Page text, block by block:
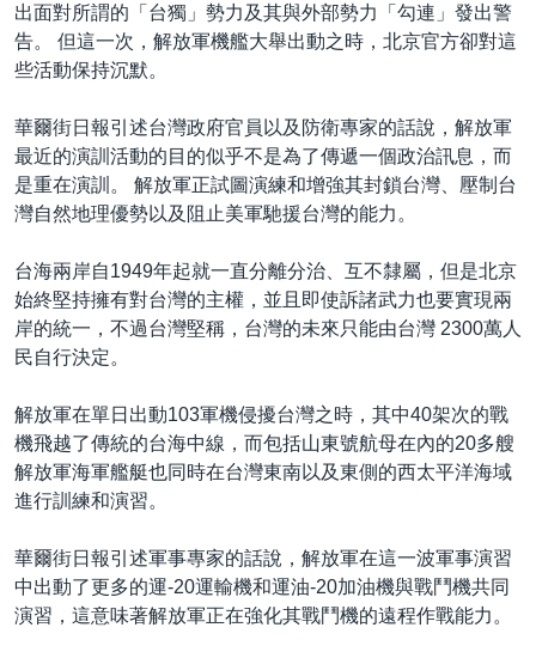
出面對所謂的「台獨」勢力及其與外部勢力「勾連」發出警
告。 但這一次，解放軍機艦大舉出動之時，北京官方卻對這
些活動保持沉默。
華爾街日報引述台灣政府官員以及防衛專家的話說，解放軍
最近的演訓活動的目的似乎不是為了傳遞一個政治訊息，而
是重在演訓。 解放軍正試圖演練和增強其封鎖台灣、壓制台
灣自然地理優勢以及阻止美軍馳援台灣的能力。
台海兩岸自1949年起就一直分離分治、互不隸屬，但是北京
始終堅持擁有對台灣的主權，並且即使訴諸武力也要實現兩
岸的統一，不過台灣堅稱，台灣的未來只能由台灣 2300萬人
民自行決定。
解放軍在單日出動103軍機侵擾台灣之時，其中40架次的戰
機飛越了傳統的台海中線，而包括山東號航母在內的20多艘
解放軍海軍艦艇也同時在台灣東南以及東側的西太平洋海域
進行訓練和演習。
華爾街日報引述軍事專家的話說，解放軍在這一波軍事演習
中出動了更多的運-20運輸機和運油-20加油機與戰鬥機共同
演習，這意味著解放軍正在強化其戰鬥機的遠程作戰能力。